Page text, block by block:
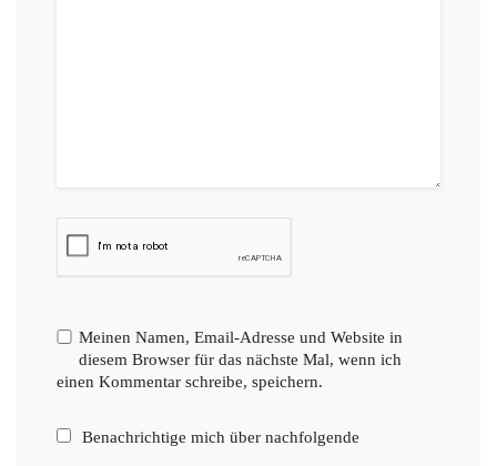
Meinen Namen, Email-Adresse und Website in
diesem Browser für das nächste Mal, wenn ich
einen Kommentar schreibe, speichern.
Benachrichtige mich über nachfolgende